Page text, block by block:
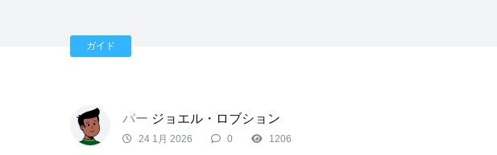
ガイド
パー ジョエル・ロブション
24 1月 2026 0 1206